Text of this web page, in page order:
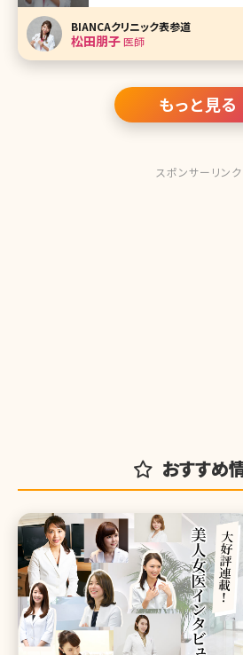
BIANCAクリニックの松田朋子
てるBIANCAクリニック。その
カメラマンか
BIANCAクリニック表参道
松田朋子医師
もっと見る
スポンサーリンク
おすすめ